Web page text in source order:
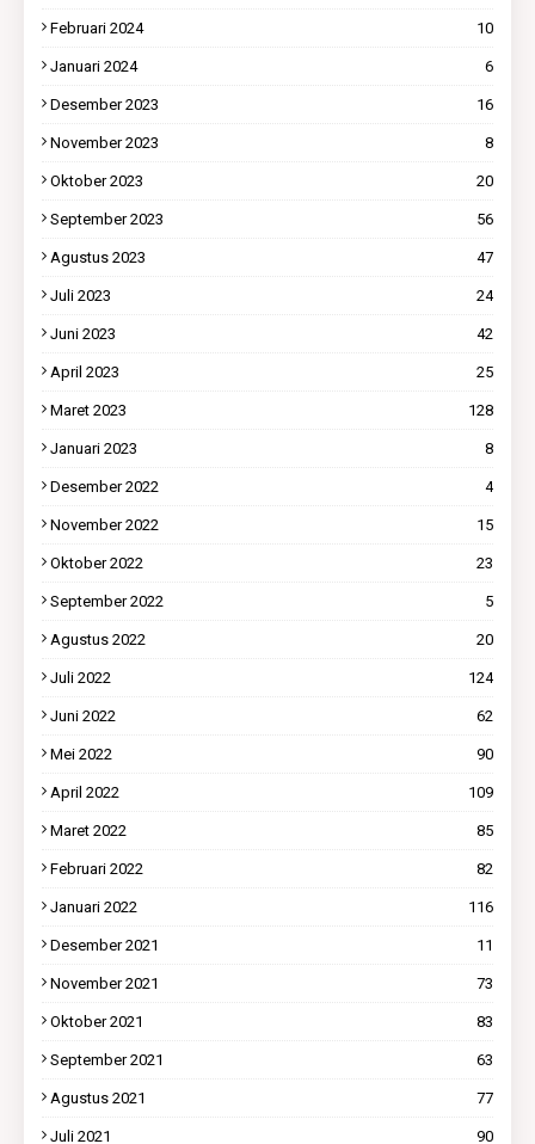
Februari 2024 10
Januari 2024 6
Desember 2023 16
November 2023 8
Oktober 2023 20
September 2023 56
Agustus 2023 47
Juli 2023 24
Juni 2023 42
April 2023 25
Maret 2023 128
Januari 2023 8
Desember 2022 4
November 2022 15
Oktober 2022 23
September 2022 5
Agustus 2022 20
Juli 2022 124
Juni 2022 62
Mei 2022 90
April 2022 109
Maret 2022 85
Februari 2022 82
Januari 2022 116
Desember 2021 11
November 2021 73
Oktober 2021 83
September 2021 63
Agustus 2021 77
Juli 2021 90